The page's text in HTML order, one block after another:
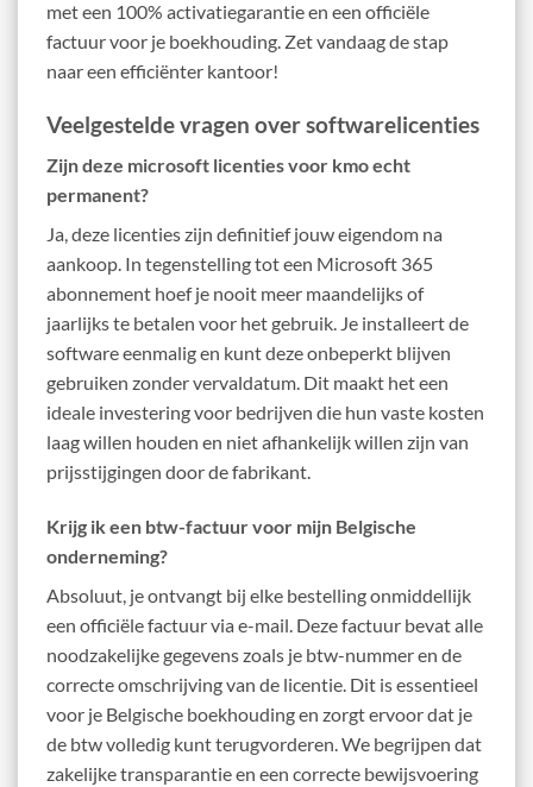
met een 100% activatiegarantie en een officiële
factuur voor je boekhouding. Zet vandaag de stap
naar een efficiënter kantoor!
Veelgestelde vragen over softwarelicenties
Zijn deze microsoft licenties voor kmo echt
permanent?
Ja, deze licenties zijn definitief jouw eigendom na
aankoop. In tegenstelling tot een Microsoft 365
abonnement hoef je nooit meer maandelijks of
jaarlijks te betalen voor het gebruik. Je installeert de
software eenmalig en kunt deze onbeperkt blijven
gebruiken zonder vervaldatum. Dit maakt het een
ideale investering voor bedrijven die hun vaste kosten
laag willen houden en niet afhankelijk willen zijn van
prijsstijgingen door de fabrikant.
Krijg ik een btw-factuur voor mijn Belgische
onderneming?
Absoluut, je ontvangt bij elke bestelling onmiddellijk
een officiële factuur via e-mail. Deze factuur bevat alle
noodzakelijke gegevens zoals je btw-nummer en de
correcte omschrijving van de licentie. Dit is essentieel
voor je Belgische boekhouding en zorgt ervoor dat je
de btw volledig kunt terugvorderen. We begrijpen dat
zakelijke transparantie en een correcte bewijsvoering